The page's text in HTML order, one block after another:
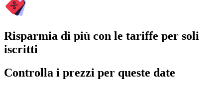
Risparmia di più con le tariffe per soli
iscritti
Controlla i prezzi per queste date